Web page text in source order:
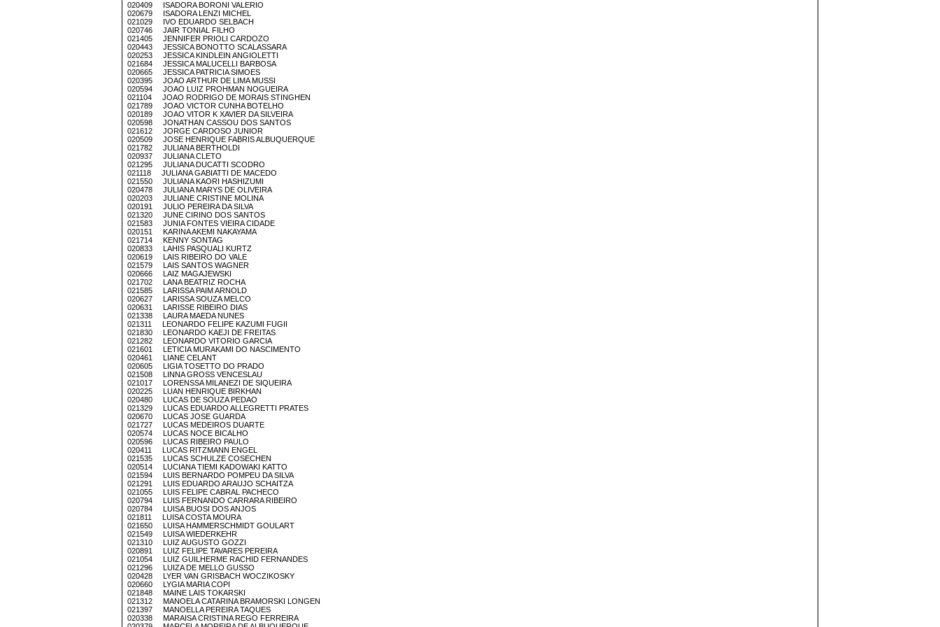
020409 ISADORA BORONI VALERIO
020679 ISADORA LENZI MICHEL
021029 IVO EDUARDO SELBACH
020746 JAIR TONIAL FILHO
021405 JENNIFER PRIOLI CARDOZO
020443 JESSICA BONOTTO SCALASSARA
020253 JESSICA KINDLEIN ANGIOLETTI
021684 JESSICA MALUCELLI BARBOSA
020665 JESSICA PATRICIA SIMOES
020395 JOAO ARTHUR DE LIMA MUSSI
020594 JOAO LUIZ PROHMAN NOGUEIRA
021104 JOAO RODRIGO DE MORAIS STINGHEN
021789 JOAO VICTOR CUNHA BOTELHO
020189 JOAO VITOR K XAVIER DA SILVEIRA
020598 JONATHAN CASSOU DOS SANTOS
021612 JORGE CARDOSO JUNIOR
020509 JOSE HENRIQUE FABRIS ALBUQUERQUE
021782 JULIANA BERTHOLDI
020937 JULIANA CLETO
021295 JULIANA DUCATTI SCODRO
021118 JULIANA GABIATTI DE MACEDO
021550 JULIANA KAORI HASHIZUMI
020478 JULIANA MARYS DE OLIVEIRA
020203 JULIANE CRISTINE MOLINA
020191 JULIO PEREIRA DA SILVA
021320 JUNE CIRINO DOS SANTOS
021583 JUNIA FONTES VIEIRA CIDADE
020151 KARINA AKEMI NAKAYAMA
021714 KENNY SONTAG
020833 LAHIS PASQUALI KURTZ
020619 LAIS RIBEIRO DO VALE
021579 LAIS SANTOS WAGNER
020666 LAIZ MAGAJEWSKI
021702 LANA BEATRIZ ROCHA
021585 LARISSA PAIM ARNOLD
020627 LARISSA SOUZA MELCO
020631 LARISSE RIBEIRO DIAS
021338 LAURA MAEDA NUNES
021311 LEONARDO FELIPE KAZUMI FUGII
021830 LEONARDO KAEJI DE FREITAS
021282 LEONARDO VITORIO GARCIA
021601 LETICIA MURAKAMI DO NASCIMENTO
020461 LIANE CELANT
020605 LIGIA TOSETTO DO PRADO
021508 LINNA GROSS VENCESLAU
021017 LORENSSA MILANEZI DE SIQUEIRA
020225 LUAN HENRIQUE BIRKHAN
020480 LUCAS DE SOUZA PEDAO
021329 LUCAS EDUARDO ALLEGRETTI PRATES
020670 LUCAS JOSE GUARDA
021727 LUCAS MEDEIROS DUARTE
020574 LUCAS NOCE BICALHO
020596 LUCAS RIBEIRO PAULO
020411 LUCAS RITZMANN ENGEL
021535 LUCAS SCHULZE COSECHEN
020514 LUCIANA TIEMI KADOWAKI KATTO
021594 LUIS BERNARDO POMPEU DA SILVA
021291 LUIS EDUARDO ARAUJO SCHAITZA
021055 LUIS FELIPE CABRAL PACHECO
020794 LUIS FERNANDO CARRARA RIBEIRO
020784 LUISA BUOSI DOS ANJOS
021811 LUISA COSTA MOURA
021650 LUISA HAMMERSCHMIDT GOULART
021549 LUISA WIEDERKEHR
021310 LUIZ AUGUSTO GOZZI
020891 LUIZ FELIPE TAVARES PEREIRA
021054 LUIZ GUILHERME RACHID FERNANDES
021296 LUIZA DE MELLO GUSSO
020428 LYER VAN GRISBACH WOCZIKOSKY
020660 LYGIA MARIA COPI
021848 MAINE LAIS TOKARSKI
021312 MANOELA CATARINA BRAMORSKI LONGEN
021397 MANOELLA PEREIRA TAQUES
020338 MARAISA CRISTINA REGO FERREIRA